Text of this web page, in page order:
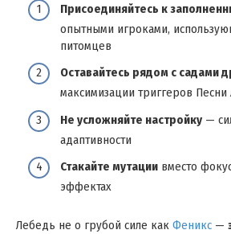
Присоединяйтесь к
опытными игроками,
питомцев
Оставайтесь рядом с садами
максимизации триггеров Песни
Не усложняйте настройку —
адаптивности
Стакайте мутации вместо
эффектах
Лебедь не о грубой силе как Феникс —